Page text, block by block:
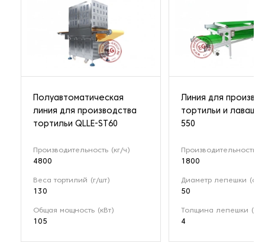
Полуавтоматическая
линия для производства
тортильи QLLE-ST60
Производительность (кг/ч)
4800
Веса тортилий (г/шт)
130
Общая мощность (кВт)
105
Линия для
тортильи и лаваша
550
Производительность
1800
Диаметр лепешки (см)
50
Толщина лепешки
4